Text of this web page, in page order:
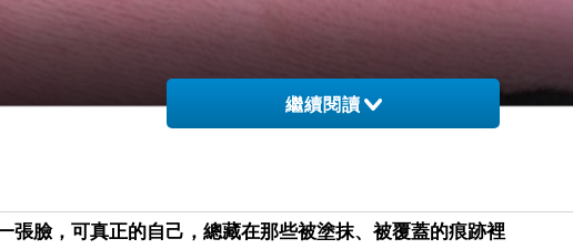
繼續閱讀
張臉，可真正的自己，總藏在那些被塗抹、被覆蓋的痕跡裡